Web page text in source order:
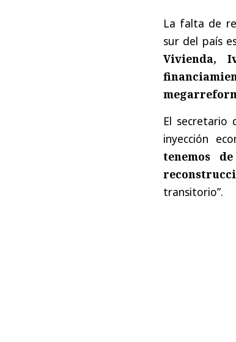
La falta de
sur del país
Vivienda,
El secretario
inyección
tenemos
transitorio”.